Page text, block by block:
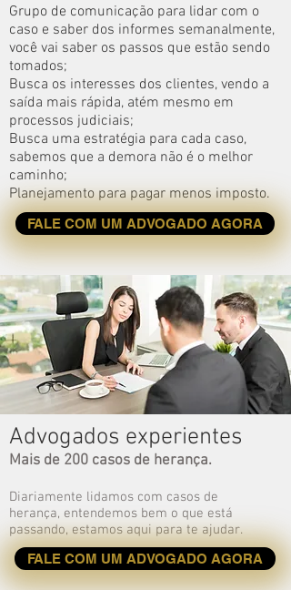
Grupo de comunicação para lidar com o
caso e saber dos informes semanalmente,
você vai saber os passos que estão sendo
tomados;
Busca os interesses dos clientes, vendo a
saída mais rápida, atém mesmo em
processos judiciais;
Busca uma estratégia para cada caso,
sabemos que a demora não é o melhor
caminho;
Planejamento para pagar menos imposto.
FALE COM UM ADVOGADO AGORA
Advogados experientes
Mais de 200 casos de herança.
Diariamente lidamos com casos de
herança, entendemos bem o que está
passando, estamos aqui para te ajudar.
FALE COM UM ADVOGADO AGORA